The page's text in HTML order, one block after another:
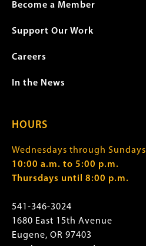
Become a Member
Support Our Work
Careers
In the News
HOURS
Wednesdays through Sundays
10:00 a.m. to 5:00 p.m.
Thursdays until 8:00 p.m.
541-346-3024
1680 East 15th Avenue
Eugene, OR 97403